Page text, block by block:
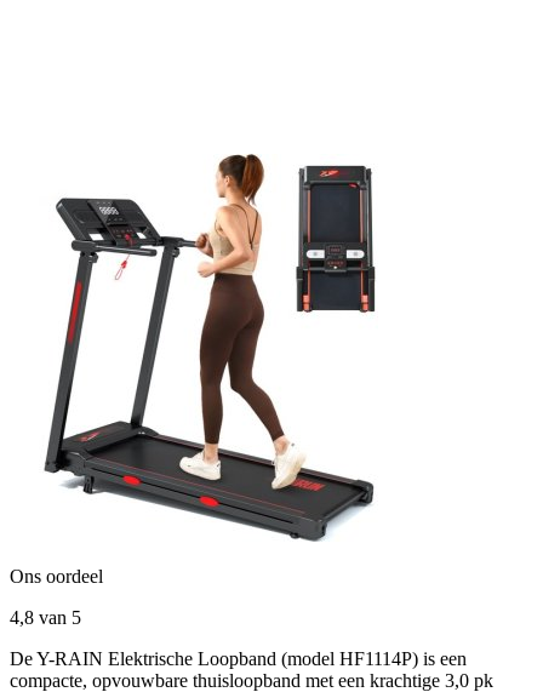
Ons oordeel
4,8 van 5
De Y-RAIN Elektrische Loopband (model HF1114P) is een
compacte, opvouwbare thuisloopband met een krachtige 3,0 pk